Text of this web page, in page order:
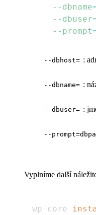
--dbname
--dbuser
--prompt
--dbhost= :
--dbname= :
--dbuser= :
--
Vyplníme další
wp core